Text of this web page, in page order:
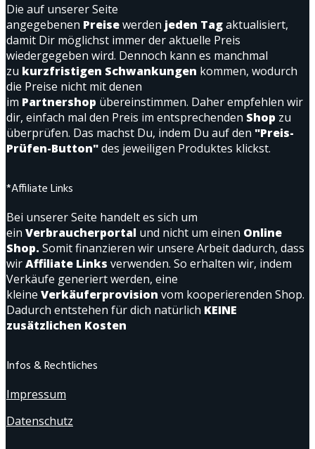
Die auf unserer Seite
angegebenen Preisewerden jeden Tagaktualisiert,
damit Dir möglichst immer der aktuelle Preis
wiedergegeben wird. Dennoch kann es manchmal
zu kurzfristigen Schwankungen kommen, wodurch
die Preise nicht mit denen
im Partnershop übereinstimmen. Daher empfehlen wir
dir, einfach mal den Preis im entsprechenden Shop zu
überprüfen. Das machst Du, indem Du auf den "Preis-
Prüfen-Button"des jeweiligen Produktes klickst.
*Affiliate Links
Bei unserer Seite handelt es sich um
ein Verbraucherportal und nicht um einen Online
Shop. Somit finanzieren wir unsere Arbeit dadurch, dass
wirAffiliate Links verwenden. So erhalten wir, indem
Verkäufe generiert werden, eine
kleine Verkäuferprovision vom kooperierenden Shop.
Dadurch entstehen für dich natürlich KEINE
zusätzlichen Kosten
Infos & Rechtliches
Impressum
Datenschutz